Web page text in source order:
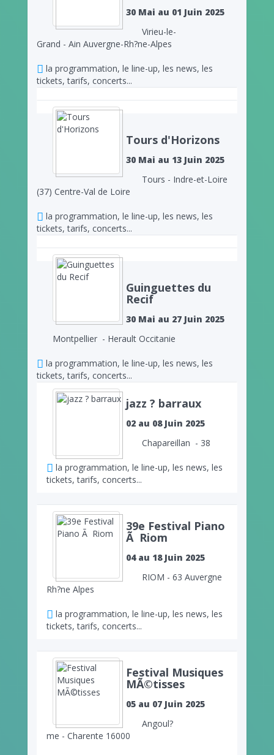
30 Mai au 01 Juin 2025
Virieu-le-
Grand - Ain Auvergne-Rh?ne-Alpes
la programmation, le line-up, les news, les
tickets, tarifs, concerts...
Tours d'Horizons
30 Mai au 13 Juin 2025
Tours - Indre-et-Loire
(37) Centre-Val de Loire
la programmation, le line-up, les news, les
tickets, tarifs, concerts...
Guinguettes du
Recif
30 Mai au 27 Juin 2025
Montpellier - Herault Occitanie
la programmation, le line-up, les news, les
tickets, tarifs, concerts...
jazz ? barraux
02 au 08 Juin 2025
Chapareillan - 38
la programmation, le line-up, les news, les
tickets, tarifs, concerts...
39e Festival Piano
Ã Riom
04 au 18 Juin 2025
RIOM - 63 Auvergne
Rh?ne Alpes
la programmation, le line-up, les news, les
tickets, tarifs, concerts...
Festival Musiques
MÃ©tisses
05 au 07 Juin 2025
Angoul?
me - Charente 16000